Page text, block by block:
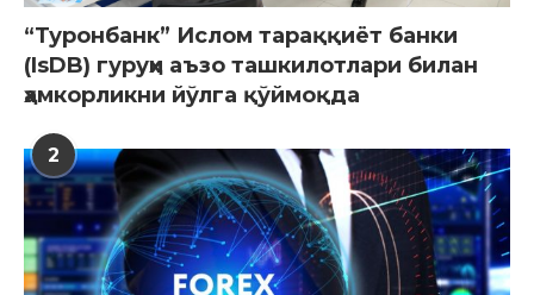
“Туронбанк” Ислом тараққиёт банки
(IsDB) гуруҳи аъзо ташкилотлари билан
ҳамкорликни йўлга қўймоқда
2